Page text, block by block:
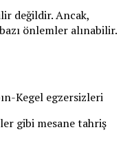
değildir. Ancak,
önlemler alınabilir.
Kegel egzersizleri
gibi mesane tahriş